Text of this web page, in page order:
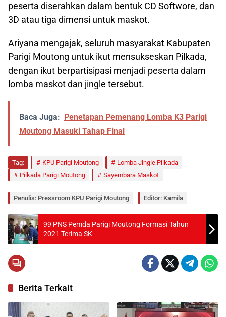
peserta diserahkan dalam bentuk CD Softwore, dan
3D atau tiga dimensi untuk maskot.
Ariyana mengajak, seluruh masyarakat Kabupaten
Parigi Moutong untuk ikut mensukseskan Pilkada,
dengan ikut berpartisipasi menjadi peserta dalam
lomba maskot dan jingle tersebut.
Baca Juga:
Penetapan Pemenang Lomba K3 Parigi
Moutong Masuki Tahap Final
Tag: KPU Parigi Moutong
Lomba Jingle Pilkada
Pilkada Parigi Moutong
Sayembara Maskot
Penulis: Pressroom KPU Parigi Moutong Editor: Kamila
99 PNS Pemda Parigi Moutong Formasi Tahun
2021 Terima SK
Berita Terkait